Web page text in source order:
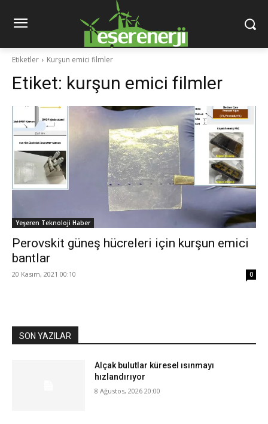
Etiketler Kurşun emici filmler
Etiket: kurşun emici filmler
Yeşeren Teknoloji Haber
Perovskit güneş hücreleri için kurşun emici
bantlar
20 Kasım, 2021 00:10 0
SON YAZILAR
Alçak bulutlar küresel ısınmayı
hızlandırıyor
8 Ağustos, 2026 20:00